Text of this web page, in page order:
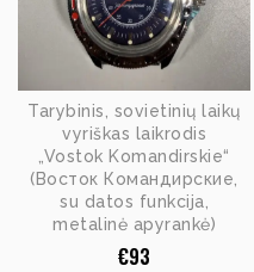
Tarybinis, sovietinių laikų
vyriškas laikrodis
„Vostok Komandirskie“
(Восток Командирские,
su datos funkcija,
metalinė apyrankė)
€93